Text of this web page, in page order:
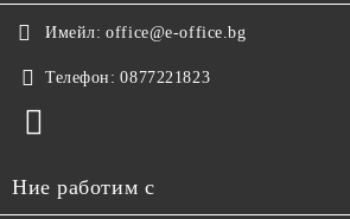
Имейл: office@e-office.bg
Телефон: 0877221823
Ние работим с